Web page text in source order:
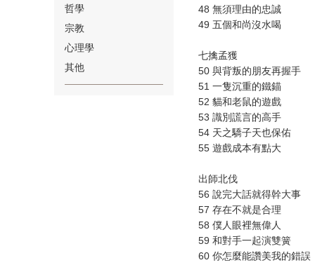
哲學
宗教
心理學
其他
48 無須理由的忠誠
49 五個和尚沒水喝
七擒孟獲
50 與背叛的朋友再握手
51 一隻沉重的鐵錨
52 貓和老鼠的遊戲
53 識別謊言的高手
54 天之驕子天也保佑
55 遊戲成本有點大
出師北伐
56 說完大話就得幹大事
57 存在不就是合理
58 僕人眼裡無偉人
59 和對手一起演雙簧
60 你怎麼能讚美我的錯誤